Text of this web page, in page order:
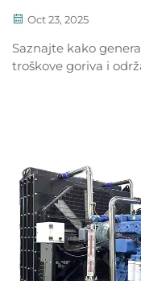
Oct 23, 2025
Saznajte kako
troškove goriva i